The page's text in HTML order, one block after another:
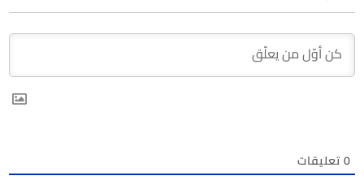
0تعليقات